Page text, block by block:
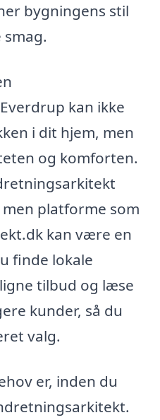
bygningens stil
kan ikke
i dit hjem, men
og komforten.
platforme som
kan være en
finde lokale
tilbud og læse
kunder, så du
valg.
er, inden du